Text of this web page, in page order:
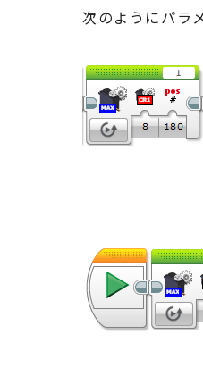
次のようにパラ